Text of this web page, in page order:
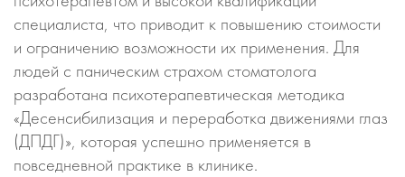
специалиста, что приводит к повышению стоимости
и ограничению возможности их применения. Для
людей с паническим страхом стоматолога
разработана психотерапевтическая методика
«Десенсибилизация и переработка движениями глаз
(ДПДГ)», которая успешно применяется в
повседневной практике в клинике.